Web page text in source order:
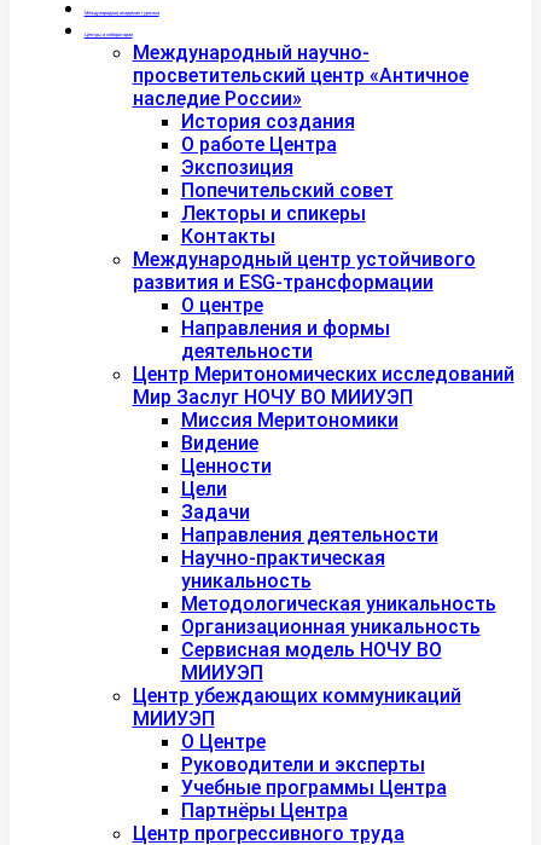
Международная академия туризма
Центры и лаборатории
Международный научно-
просветительский центр «Античное
наследие России»
История создания
О работе Центра
Экспозиция
Попечительский совет
Лекторы и спикеры
Контакты
Международный центр устойчивого
развития и ESG-трансформации
О центре
Направления и формы
деятельности
Центр Меритономических исследований
Мир Заслуг НОЧУ ВО МИИУЭП
Миссия Меритономики
Видение
Ценности
Цели
Задачи
Направления деятельности
Научно-практическая
уникальность
Методологическая уникальность
Организационная уникальность
Сервисная модель НОЧУ ВО
МИИУЭП
Центр убеждающих коммуникаций
МИИУЭП
О Центре
Руководители и эксперты
Учебные программы Центра
Партнёры Центра
Центр прогрессивного труда